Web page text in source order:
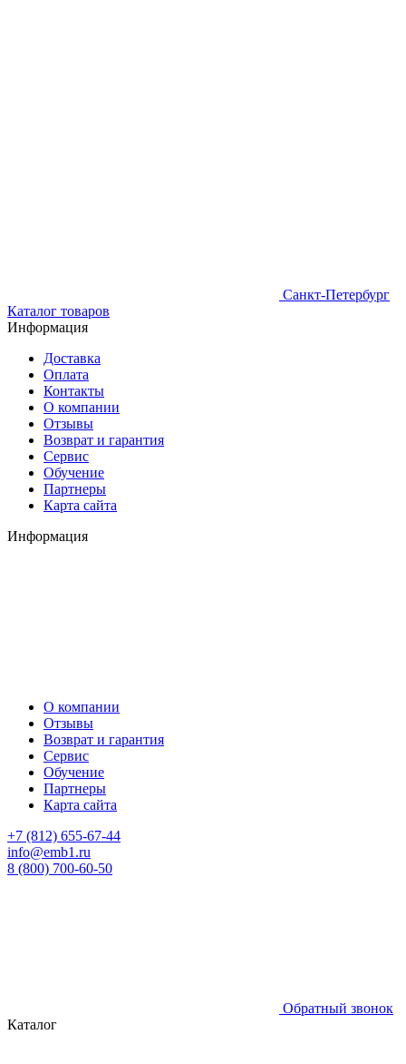
Санкт-Петербург
Каталог товаров
Информация
Доставка
Оплата
Контакты
О компании
Отзывы
Возврат и гарантия
Сервис
Обучение
Партнеры
Карта сайта
Информация
О компании
Отзывы
Возврат и гарантия
Сервис
Обучение
Партнеры
Карта сайта
+7 (812) 655-67-44
info@emb1.ru
8 (800) 700-60-50
Обратный звонок
Каталог